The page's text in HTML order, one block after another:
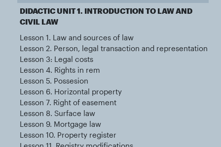
DIDACTIC UNIT 1. INTRODUCTION TO LAW AND
CIVIL LAW
Lesson 1. Law and sources of law
Lesson 2. Person, legal transaction and representation
Lesson 3: Legal costs
Lesson 4. Rights in rem
Lesson 5. Possesion
Lesson 6. Horizontal property
Lesson 7. Right of easement
Lesson 8. Surface law
Lesson 9. Mortgage law
Lesson 10. Property register